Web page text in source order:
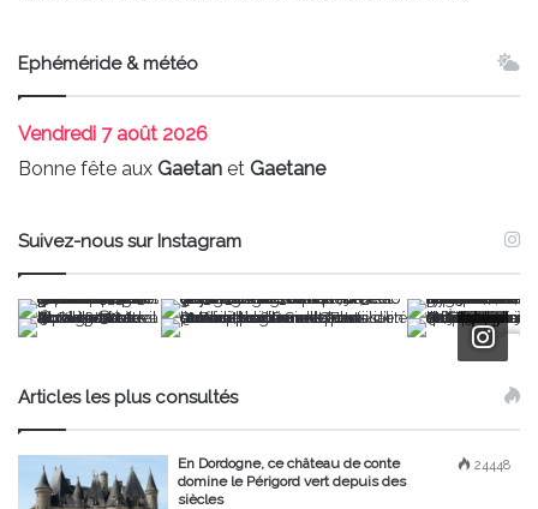
Ephéméride & météo
Vendredi 7 août 2026
Bonne fête aux Gaetan et Gaetane
Suivez-nous sur Instagram
Articles les plus consultés
24448
En Dordogne, ce château de conte
domine le Périgord vert depuis des
siècles